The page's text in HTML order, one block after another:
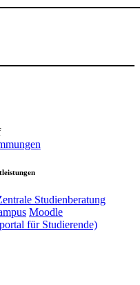
Studienberatung
Moodle
für Studierende)